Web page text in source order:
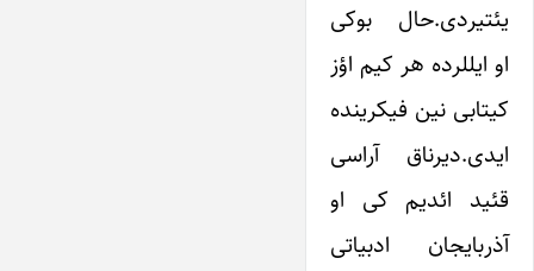
یئتیردی.حال بوکی
او ایللرده هر کیم اؤز
کیتابی نین فیکرینده
ایدی.دیرناق آراسی
قئید ائدیم کی او
آذربایجان ادبیاتی